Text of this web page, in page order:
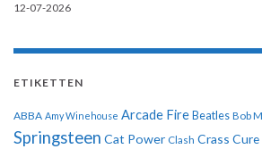
12-07-2026
ETIKETTEN
ABBA Amy Winehouse Arcade Fire Beatles Bob
Springsteen Cat Power Clash Crass Cure